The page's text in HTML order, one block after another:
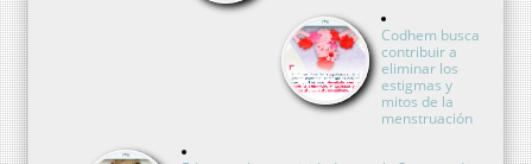
Codhem busca
contribuir a
eliminar los
estigmas y
mitos de la
menstruación